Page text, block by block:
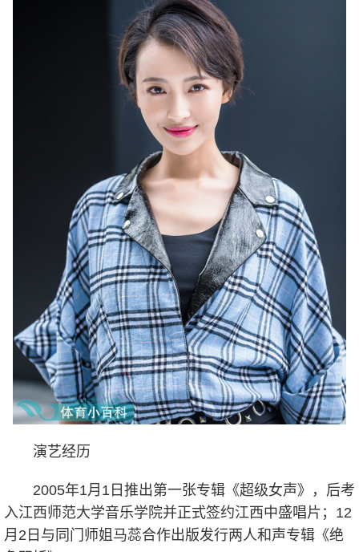
演艺经历
2005年1月1日推出第一张专辑《超级女声》，后考
入江西师范大学音乐学院并正式签约江西中盛唱片；12
月2日与同门师姐马蕊合作出版发行两人和声专辑《绝